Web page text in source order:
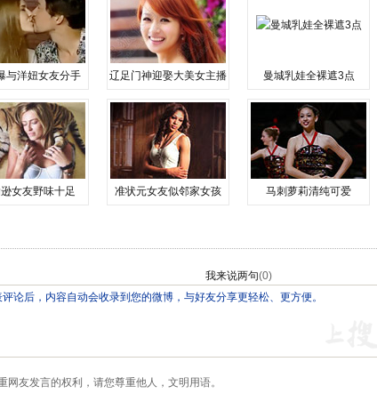
与洋妞女友分手 辽足门神迎娶大美女主播 曼城乳娃全裸遮3点
女友野味十足 准状元女友似邻家女孩 马刺萝莉清纯可爱
我来说两句(0)
网友发言的权利，请您尊重他人，文明用语。